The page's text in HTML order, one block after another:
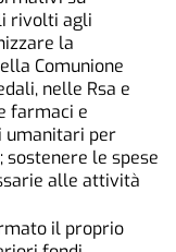
rivolti agli
la
Comunione
nelle Rsa e
farmaci e
umanitari per
sostenere le spese
alle attività
il proprio